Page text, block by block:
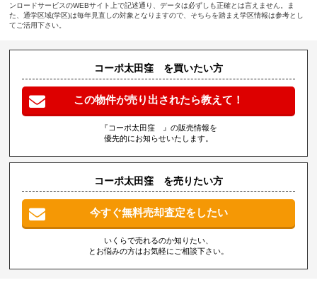
ンロードサービスのWEBサイト上で記述通り、データは必ずしも正確とは言えません。ま
た、通学区域(学区)は毎年見直しの対象となりますので、そちらを踏まえ学区情報は参考とし
てご活用下さい。
コーポ太田窪 を買いたい方
この物件が売り出されたら教えて！
『コーポ太田窪 』の販売情報を
優先的にお知らせいたします。
コーポ太田窪 を売りたい方
今すぐ無料売却査定をしたい
いくらで売れるのか知りたい、
とお悩みの方はお気軽にご相談下さい。